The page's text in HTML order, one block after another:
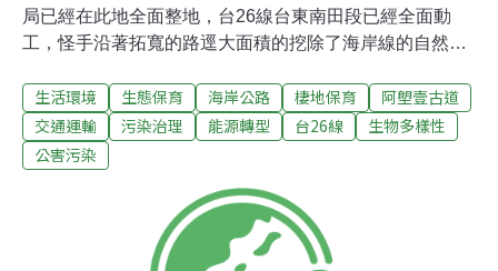
局已經在此地全面整地，台26線台東南田段已經全面動
工，怪手沿著拓寬的路逕大面積的挖除了海岸線的自然植
成立國家步道」的訴求，在蘇內閣新政策「千里單車道、
萬里步道」的新政策中，澆了一盆冷水。 日前民間發起
「夢想千里，步向自然」，呼籲重視人與土地的關係，也
獲得行政院蘇院長列為重點政策，並列入「挑戰2008國家
發展重點計畫」，並開發國家步道及自行車步道的計畫。
行政院若重視「開闢千里步道，回歸內在價值」的精神，
就應立即要求目前正在動工的台東南田段停止動工，將公
生活環境 生態保育 海岸公路 棲地保育
阿塱壹古道
交通運輸
污染治理 能源轉型 台26線
生物多樣性
公害污染